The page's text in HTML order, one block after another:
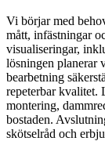
Vi börjar med
mått, infästningar
visualiseringar,
lösningen planerar
bearbetning
repeterbar kvalitet.
montering,
bostaden.
skötselråd och